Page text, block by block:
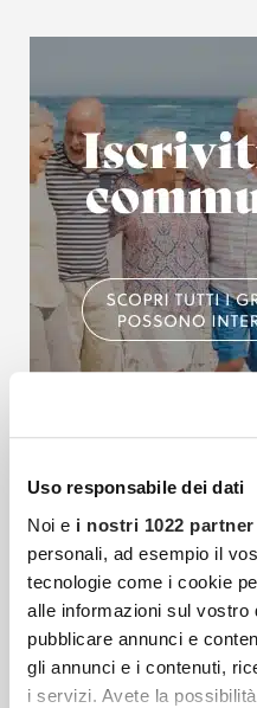
Uso responsabile dei dati
Noi e i nostri 1022 partner
personali, ad esempio il
tecnologie come i cookie
alle informazioni sul vostro
pubblicare annunci e
gli annunci e i contenuti,
i servizi. Avete la
Articoli più recenti
Fibrosi E Tessuto
Reagisce Contro Se
Il tessuto connettivo
diffuse e decisive